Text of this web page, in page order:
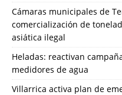
Cámaras municipales de
comercialización de
asiática ilegal
Heladas: reactivan
medidores de agua
Villarrica activa plan de